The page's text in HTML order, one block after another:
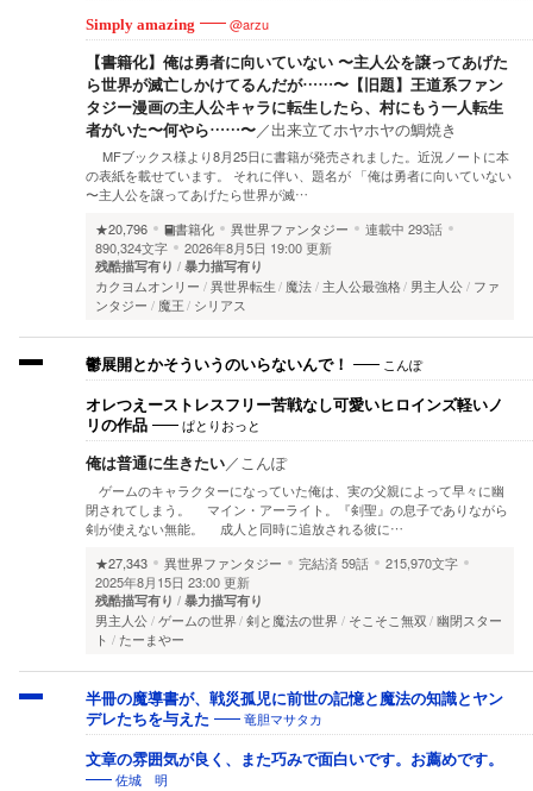
Simply amazing @arzu
【書籍化】俺は勇者に向いていない 〜主人公を譲ってあげた
ら世界が滅亡しかけてるんだが……〜【旧題】王道系ファン
タジー漫画の主人公キャラに転生したら、村にもう一人転生
者がいた〜何やら……〜／出来立てホヤホヤの鯛焼き
MFブックス様より8月25日に書籍が発売されました。近況ノートに本
の表紙を載せています。 それに伴い、題名が 「俺は勇者に向いていない
〜主人公を譲ってあげたら世界が滅…
★20,796
書籍化 異世界ファンタジー 連載中 293話
890,324文字
2026年8月5日 19:00 更新
残酷描写有り 暴力描写有り
カクヨムオンリー 異世界転生 魔法 主人公最強格 男主人公
ファ
ンタジー
魔王 シリアス
鬱展開とかそういうのいらないんで！ こんぽ
オレつえーストレスフリー苦戦なし可愛いヒロインズ軽いノ
リの作品
ぱとりおっと
俺は普通に生きたい／こんぽ
ゲームのキャラクターになっていた俺は、実の父親によって早々に幽
閉されてしまう。 マイン・アーライト。『剣聖』の息子でありながら
剣が使えない無能。 成人と同時に追放される彼に…
★27,343
異世界ファンタジー 完結済59話
215,970文字
2025年8月15日 23:00 更新
残酷描写有り 暴力描写有り
男主人公 ゲームの世界 剣と魔法の世界 そこそこ無双 幽閉スター
ト
たーまやー
半冊の魔導書が、戦災孤児に前世の記憶と魔法の知識とヤン
デレたちを与えた
竜胆マサタカ
文章の雰囲気が良く、また巧みで面白いです。お薦めです。
佐城 明